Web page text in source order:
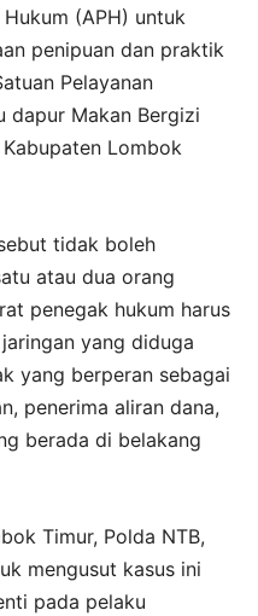
(APH) untuk
penipuan dan praktik
Pelayanan
dapur Makan Bergizi
Lombok
tidak boleh
atau dua orang
penegak hukum harus
yang diduga
yang berperan sebagai
penerima aliran dana,
berada di belakang
Timur, Polda NTB,
mengusut kasus ini
pada pelaku